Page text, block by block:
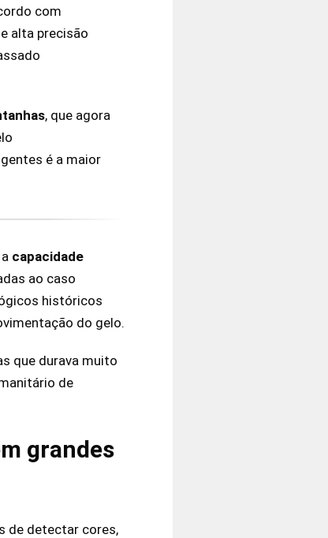
com
alta precisão
, que agora
é a maior
capacidade
ao caso
históricos
do gelo.
que durava muito
de
grandes
de detectar cores,